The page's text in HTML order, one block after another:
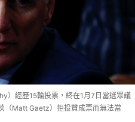
）經歷15輪投票，終在1月7日當選眾議
（Matt Gaetz）拒投贊成票而無法當